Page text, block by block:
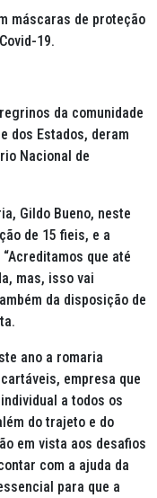
máscaras de proteção
19.
da comunidade
dos Estados, deram
Nacional de
Gildo Bueno, neste
de 15 fieis, e a
que até
mas, isso vai
da disposição de
ano a romaria
empresa que
a todos os
do trajeto e do
em vista aos desafios
com a ajuda da
para que a